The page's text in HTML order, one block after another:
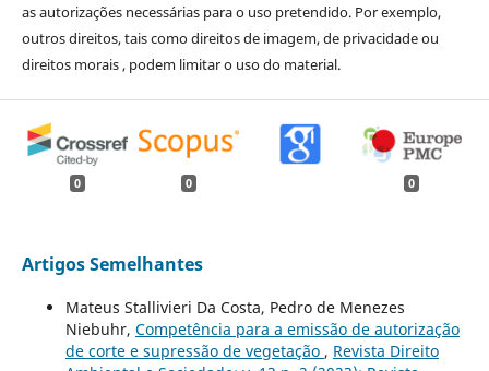
as autorizações necessárias para o uso pretendido. Por exemplo,
outros direitos, tais como direitos de imagem, de privacidade ou
direitos morais , podem limitar o uso do material.
0 0 0
Artigos Semelhantes
Mateus Stallivieri Da Costa, Pedro de Menezes
Niebuhr, Competência para a emissão de autorização
de corte e supressão de vegetação , Revista Direito